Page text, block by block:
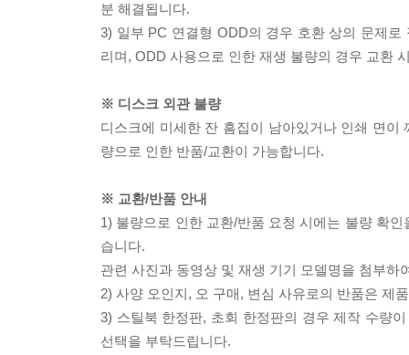
분 해결됩니다.
3) 일부 PC 연결형 ODD의 경우 호환 상의 문제
리며, ODD 사용으로 인한 재생 불량의 경우 교환
※ 디스크 외관 불량
디스크에 미세한 잔 흠집이 남아있거나 인쇄 면
량으로 인한 반품/교환이 가능합니다.
※ 교환/반품 안내
1) 불량으로 인한 교환/반품 요청 시에는 불량 확
습니다.
관련 사진과 동영상 및 재생 기기 모델명을 첨부하
2) 사양 오인지, 오 구매, 변심 사유로의 반품은 제
3) 스틸북 한정판, 초회 한정판의 경우 제작 수량
선택을 부탁드립니다.